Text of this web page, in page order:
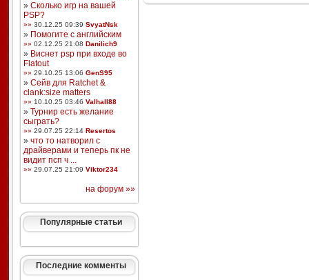
» Сколько игр на вашей
PSP?
»» 30.12.25 09:39 SvyatNsk
» Помогите с английским
»» 02.12.25 21:08 Danilich9
» Виснет psp при входе во
Flatout
»» 29.10.25 13:06 GenS95
» Сейв для Ratchet &
clank:size matters
»» 10.10.25 03:46 Valhall88
» Турнир есть желание
сыграть?
»» 29.07.25 22:14 Resertos
» что то натворил с
драйверами и теперь пк не
видит псп ч ...
»» 29.07.25 21:09 Viktor234
на форум »»
Популярные статьи
Последние комменты